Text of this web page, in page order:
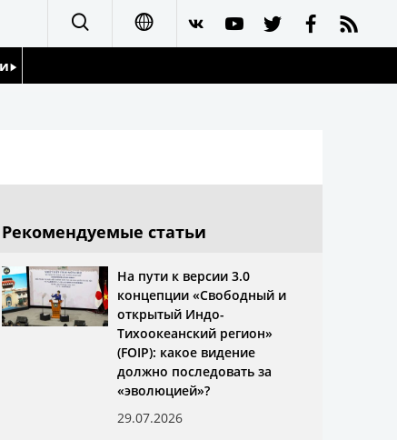
Español
العربية
Рекомендуемые статьи
На пути к версии 3.0
концепции «Свободный и
открытый Индо-
Тихоокеанский регион»
(FOIP): какое видение
должно последовать за
«эволюцией»?
29.07.2026